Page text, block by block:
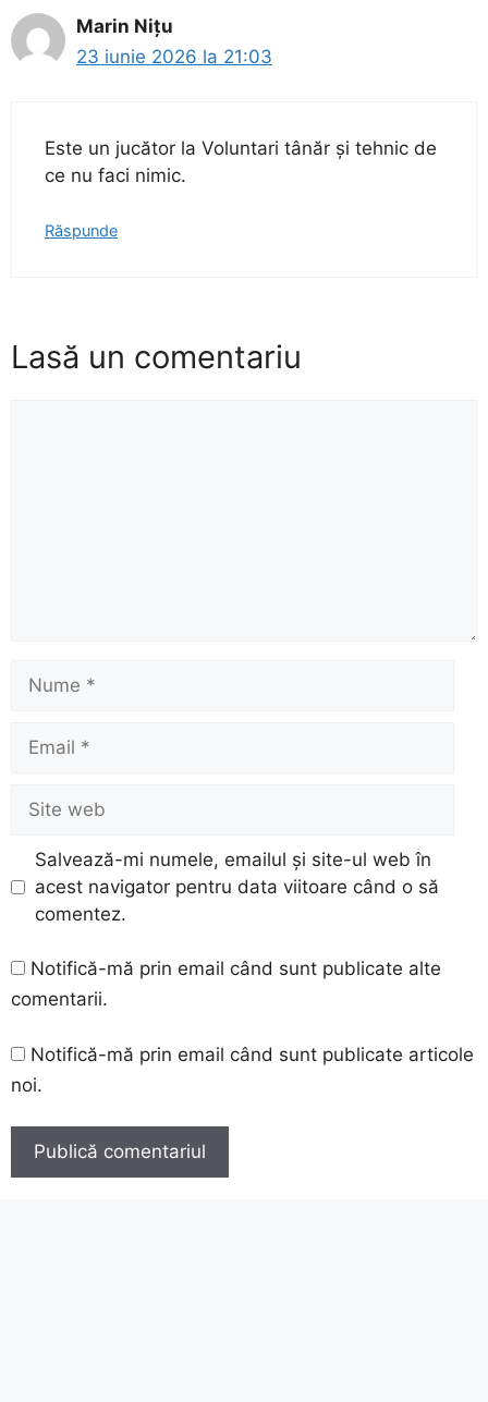
Marin Nițu
23 iunie 2026 la 21:03
Este un jucător la Voluntari tânăr și tehnic de
ce nu faci nimic.
Răspunde
Lasă un comentariu
web
Salvează-mi numele, emailul și site-ul web în
acest navigator pentru data viitoare când o să
comentez.
Notifică-mă prin email când sunt publicate alte
comentarii.
Notifică-mă prin email când sunt publicate articole
noi.